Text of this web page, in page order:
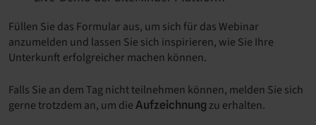
Füllen Sie das Formular aus, um sich für das Webinar
anzumelden und lassen Sie sich inspirieren, wie Sie Ihre
Unterkunft erfolgreicher machen können.
Falls Sie an dem Tag nicht teilnehmen können, melden Sie sich
gerne trotzdem an, um die Aufzeichnung zu erhalten.